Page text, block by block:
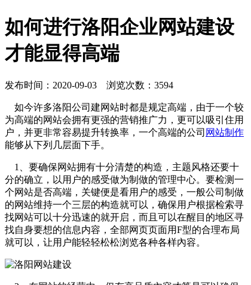
如何进行洛阳企业网站建设
才能显得高端
发布时间：2020-09-03 浏览次数：3594
如今许多洛阳公司建网站时都是规定高端，由于一个较
为高端的网站会拥有更强的营销推广力，更可以吸引住用
户，并更非常容易提升转换率，一个高端的公司 网站制作
能够从下列几层面下手。
1、要确保网站拥有十分清楚的构造，主题风格还要十
分的确立，以用户的感受做为制做的管理中心。要检测一
个网站是否高端，关键便是看用户的感受，一般公司制做
的网站维持一个三层的构造就可以，确保用户根据检索寻
找网站可以十分迅速的就开启，而且可以在醒目的地区寻
找自身要想的信息内容，全部网页页面用F型的合理布局
就可以，让用户能轻轻松松浏览各种各样內容。